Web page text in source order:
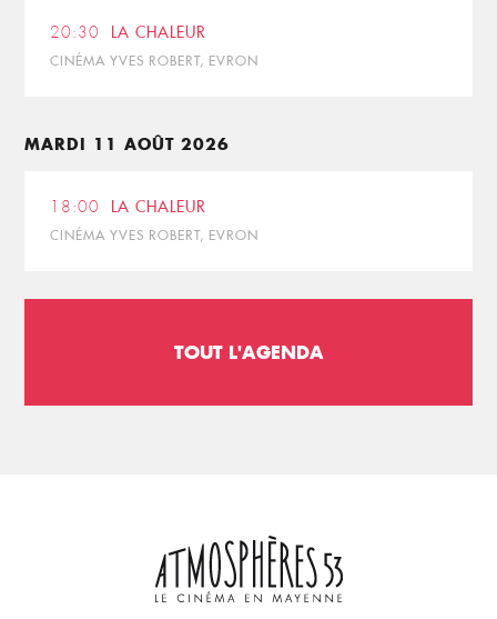
20:30 LA CHALEUR
CINÉMA YVES ROBERT, EVRON
MARDI 11 AOÛT 2026
18:00 LA CHALEUR
CINÉMA YVES ROBERT, EVRON
TOUT L'AGENDA